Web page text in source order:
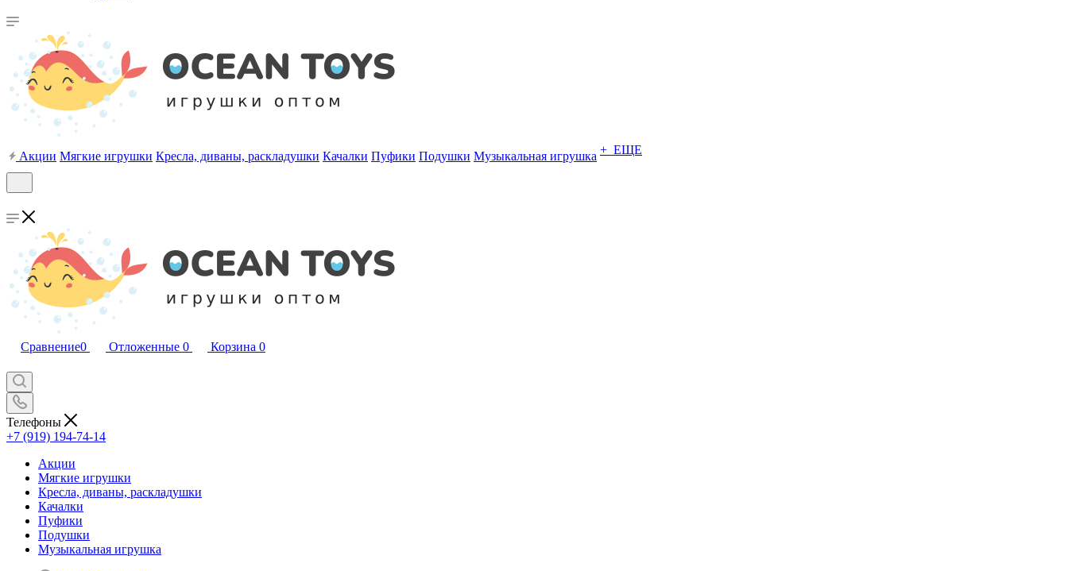
Акции Мягкие игрушки Кресла, диваны, раскладушки Качалки Пуфики Подушки Музыкальная игрушка + ЕЩЕ
Сравнение0 Отложенные 0 Корзина 0
Телефоны
+7 (919) 194-74-14
Акции
Мягкие игрушки
Кресла, диваны, раскладушки
Качалки
Пуфики
Подушки
Музыкальная игрушка